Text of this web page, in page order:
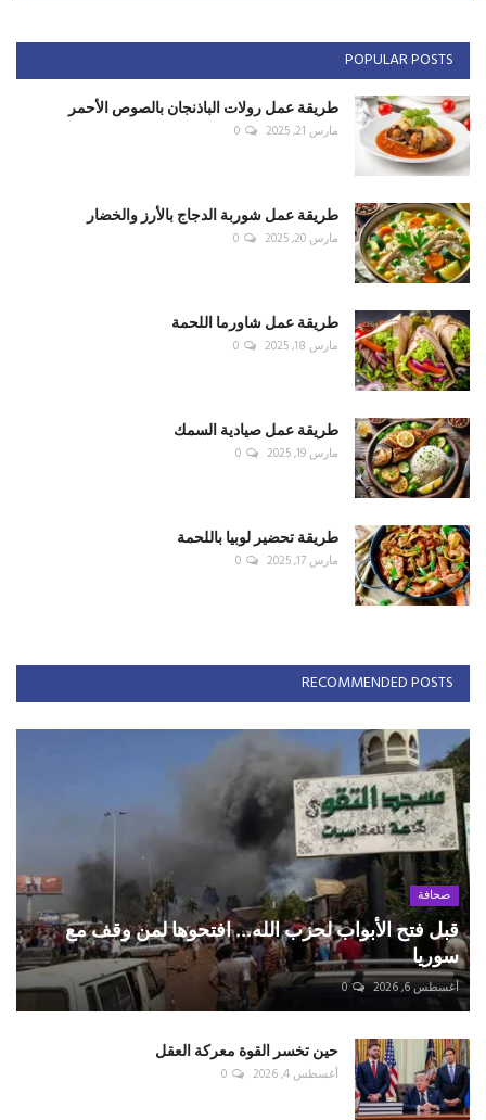
POPULAR POSTS
طريقة عمل رولات الباذنجان بالصوص الأحمر
مارس 21, 2025 0
طريقة عمل شوربة الدجاج بالأرز والخضار
مارس 20, 2025 0
طريقة عمل شاورما اللحمة
مارس 18, 2025 0
طريقة عمل صيادية السمك
مارس 19, 2025 0
طريقة تحضير لوبيا باللحمة
مارس 17, 2025 0
RECOMMENDED POSTS
صحافة
قبل فتح الأبواب لحزب الله... افتحوها لمن وقف مع
سوريا
أغسطس 6, 2026 0
حين تخسر القوة معركة العقل
أغسطس 4, 2026 0